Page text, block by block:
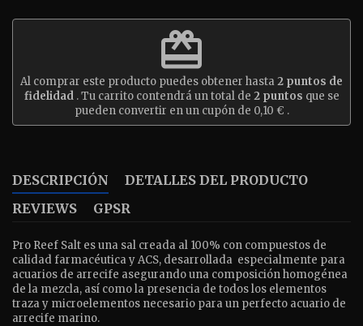
redeem
Al comprar este producto puedes obtener hasta2 puntos de
fidelidad. Tu carrito contendrá un total de 2puntos que se
pueden convertir en un cupón de 0,10 € .
DESCRIPCIÓN
DETALLES DEL PRODUCTO
REVIEWS
GPSR
Pro Reef Salt es una sal creada al 100% con compuestos de
calidad farmacéutica y ACS, desarrollada especialmente para
acuarios de arrecife asegurando una composición homogénea
de la mezcla, así como la presencia de todos los elementos
traza y microelementos necesario para un perfecto acuario de
arrecife marino.